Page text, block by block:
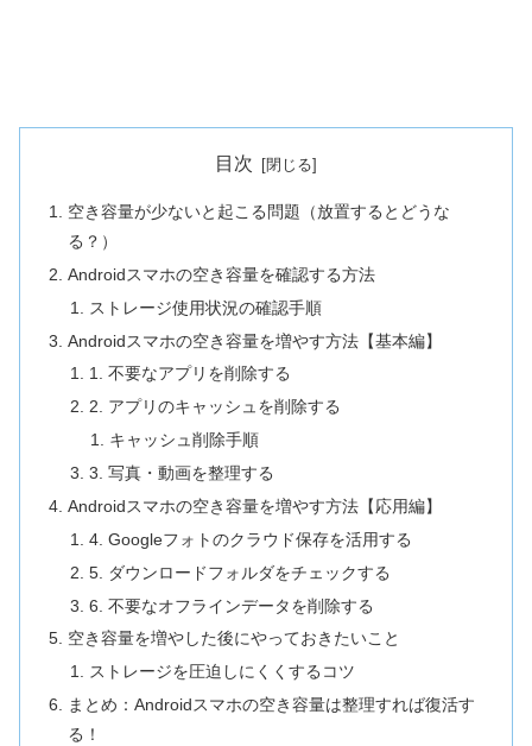
目次
空き容量が少ないと起こる問題（放置するとどうな
る？）
Androidスマホの空き容量を確認する方法
ストレージ使用状況の確認手順
Androidスマホの空き容量を増やす方法【基本編】
1. 不要なアプリを削除する
2. アプリのキャッシュを削除する
キャッシュ削除手順
3. 写真・動画を整理する
Androidスマホの空き容量を増やす方法【応用編】
4. Googleフォトのクラウド保存を活用する
5. ダウンロードフォルダをチェックする
6. 不要なオフラインデータを削除する
空き容量を増やした後にやっておきたいこと
ストレージを圧迫しにくくするコツ
まとめ：Androidスマホの空き容量は整理すれば復活す
る！